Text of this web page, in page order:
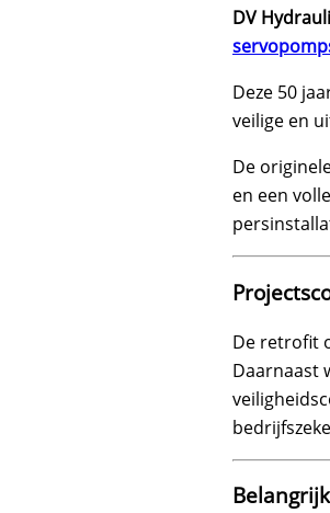
DV
Deze 50
veilige en
De
en een
De retrofit
Daarnaast